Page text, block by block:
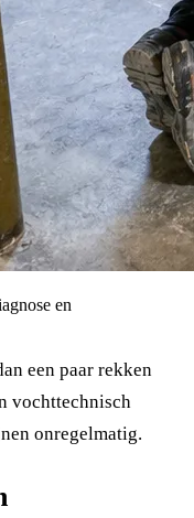
en
een paar rekken
vochttechnisch
onregelmatig.